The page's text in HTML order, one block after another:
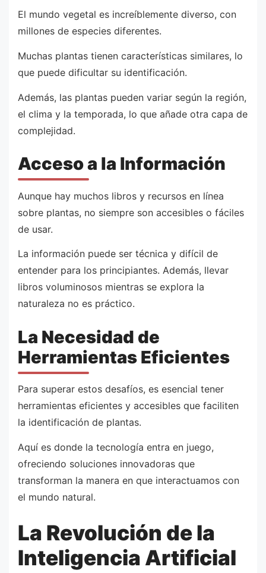
El mundo vegetal es increíblemente diverso, con
millones de especies diferentes.
Muchas plantas tienen características similares, lo
que puede dificultar su identificación.
Además, las plantas pueden variar según la región,
el clima y la temporada, lo que añade otra capa de
complejidad.
Acceso a la Información
Aunque hay muchos libros y recursos en línea
sobre plantas, no siempre son accesibles o fáciles
de usar.
La información puede ser técnica y difícil de
entender para los principiantes. Además, llevar
libros voluminosos mientras se explora la
naturaleza no es práctico.
La Necesidad de
Herramientas Eficientes
Para superar estos desafíos, es esencial tener
herramientas eficientes y accesibles que faciliten
la identificación de plantas.
Aquí es donde la tecnología entra en juego,
ofreciendo soluciones innovadoras que
transforman la manera en que interactuamos con
el mundo natural.
La Revolución de la
Inteligencia Artificial